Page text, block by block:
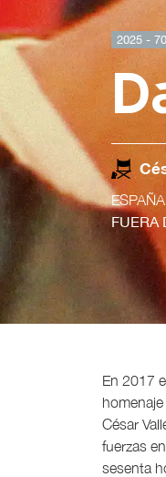
2025 -
ESPAÑA
FUERA
En 2017
César
fuerzas
sesenta